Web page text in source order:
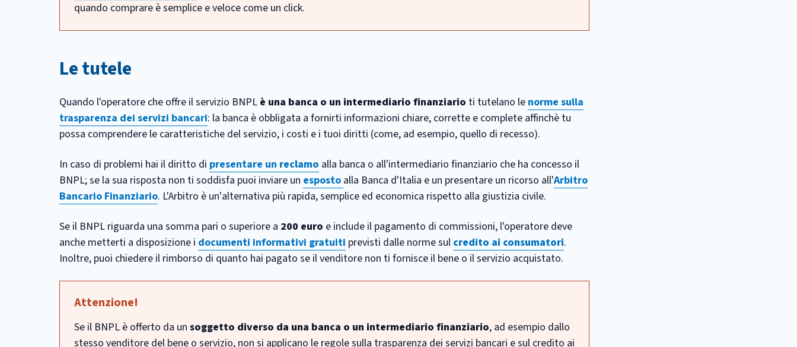
quando comprare è semplice e veloce come un click.
Le tutele
Quando l'operatore che offre il servizio BNPL è una banca o un intermediario finanziario ti tutelano le norme sulla
trasparenza dei servizi bancari: la banca è obbligata a fornirti informazioni chiare, corrette e complete affinchè tu
possa comprendere le caratteristiche del servizio, i costi e i tuoi diritti (come, ad esempio, quello di recesso).
In caso di problemi hai il diritto di presentare un reclamo alla banca o all'intermediario finanziario che ha concesso il
BNPL; se la sua risposta non ti soddisfa puoi inviare un esposto alla Banca d'Italia e un presentare un ricorso all'Arbitro
Bancario Finanziario. L'Arbitro è un'alternativa più rapida, semplice ed economica rispetto alla giustizia civile.
Se il BNPL riguarda una somma pari o superiore a 200 euro e include il pagamento di commissioni, l'operatore deve
anche metterti a disposizione i documenti informativi gratuiti previsti dalle norme sul credito ai consumatori.
Inoltre, puoi chiedere il rimborso di quanto hai pagato se il venditore non ti fornisce il bene o il servizio acquistato.
Attenzione!
Se il BNPL è offerto da un soggetto diverso da una banca o un intermediario finanziario, ad esempio dallo
stesso venditore del bene o servizio, non si applicano le regole sulla trasparenza dei servizi bancari e sul credito ai